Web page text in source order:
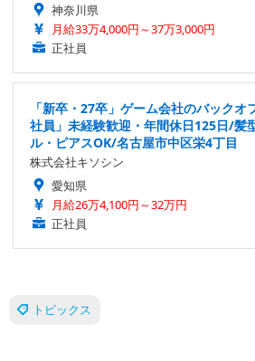
神奈川県
月給33万4,000円～37万3,000円
正社員
「新卒・27卒」ゲーム会社のバック
社員」未経験歓迎・年間休日125日/髪
ル・ピアスOK/名古屋市中区栄4丁目
株式会社キソシン
愛知県
月給26万4,100円～32万円
正社員
トピックス